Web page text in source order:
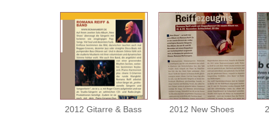
2012 Gitarre & Bass 2012 New Shoes